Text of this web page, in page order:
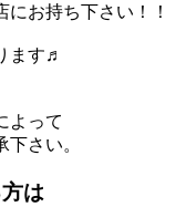
お持ち下さい！！
ます♬
よって
さい。
方は